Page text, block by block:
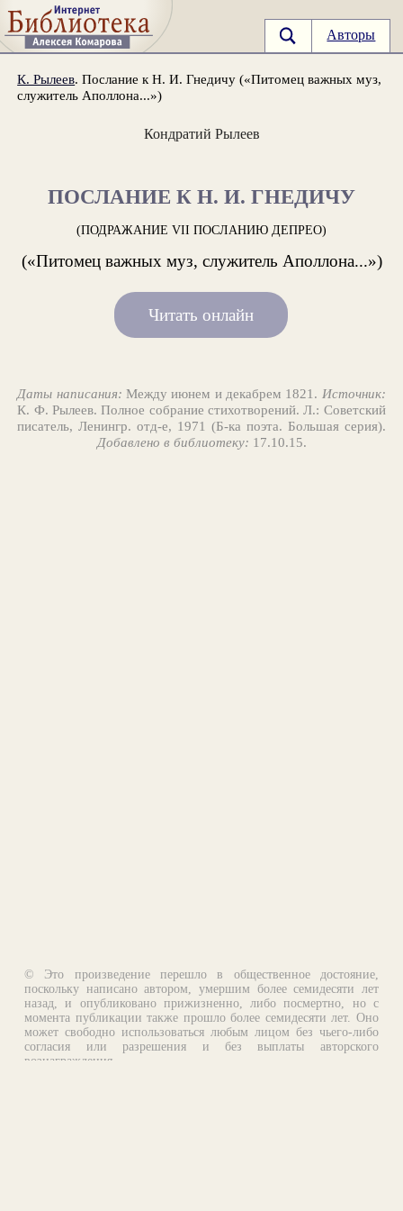
Авторы
К. Рылеев. Послание к Н. И. Гнедичу («Питомец важных муз,
служитель Аполлона...»)
Кондратий Рылеев
ПОСЛАНИЕ К Н. И. ГНЕДИЧУ
(ПОДРАЖАНИЕ VII ПОСЛАНИЮ ДЕПРЕО)
(«Питомец важных муз, служитель Аполлона...»)
Читать онлайн
Даты написания: Между июнем и декабрем 1821. Источник:
К. Ф. Рылеев. Полное собрание стихотворений. Л.: Советский
писатель, Ленингр. отд-е, 1971 (Б-ка поэта. Большая серия).
Добавлено в библиотеку: 17.10.15.
© Это произведение перешло в общественное достояние,
поскольку написано автором, умершим более семидесяти лет
назад, и опубликовано прижизненно, либо посмертно, но с
момента публикации также прошло более семидесяти лет. Оно
может свободно использоваться любым лицом без чьего-либо
согласия или разрешения и без выплаты авторского
вознаграждения.